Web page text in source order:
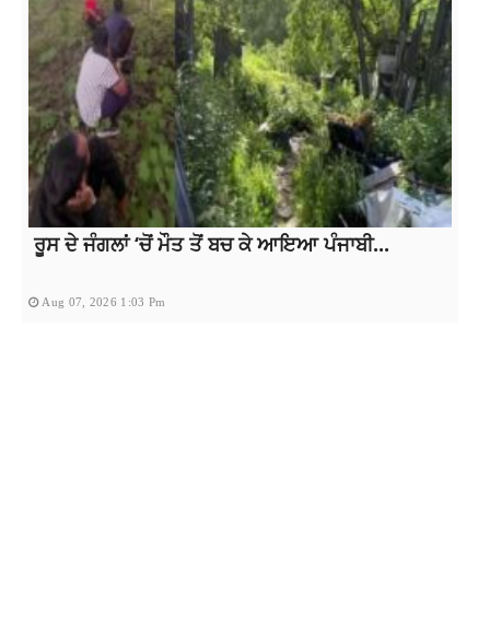
ਰੂਸ ਦੇ ਜੰਗਲਾਂ ‘ਚੋਂ ਮੌਤ ਤੋਂ ਬਚ ਕੇ ਆਇਆ ਪੰਜਾਬੀ...
Aug 07, 2026 1:03 Pm